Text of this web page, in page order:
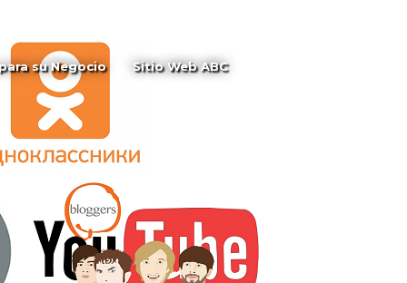
su Negocio Sitio Web ABC